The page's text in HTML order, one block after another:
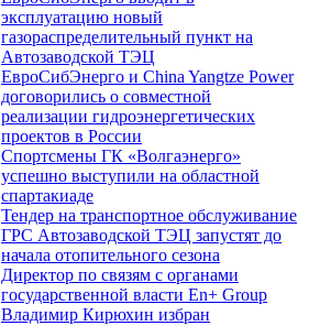
эксплуатацию новый
газораспределительный пункт на
Автозаводской ТЭЦ
ЕвроСибЭнерго и China Yangtze Power
договорились о совместной
реализации гидроэнергетических
проектов в России
Спортсмены ГК «Волгаэнерго»
успешно выступили на областной
спартакиаде
Тендер на транспортное обслуживание
ГРС Автозаводской ТЭЦ запустят до
начала отопительного сезона
Директор по связям с органами
государственной власти En+ Group
Владимир Кирюхин избран